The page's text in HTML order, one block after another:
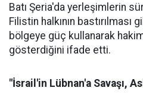
Batı Şeria'da yerleşimlerin
Filistin halkının bastırılması
bölgeye güç kullanarak
gösterdiğini ifade etti.
"İsrail'in Lübnan'a Savaşı,